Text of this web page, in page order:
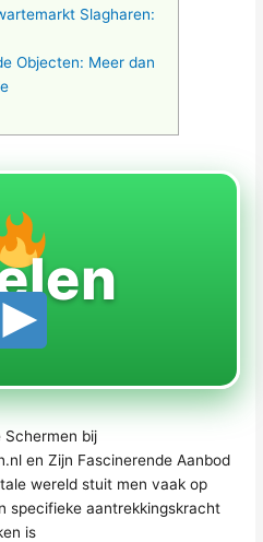
Slagharen:
Objecten: Meer dan
Schermen bij
en Zijn Fascinerende Aanbod
wereld stuit men vaak op
specifieke aantrekkingskracht
is